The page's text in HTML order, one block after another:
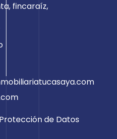
fincaraíz,
de Datos